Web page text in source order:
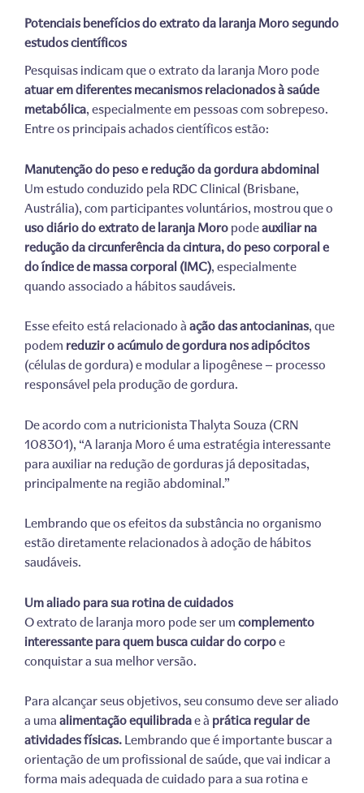
Potenciais benefícios do extrato da laranja Moro segundo
estudos científicos
Pesquisas indicam que o extrato da laranja Moro pode
atuar em diferentes mecanismos relacionados à saúde
metabólica, especialmente em pessoas com sobrepeso.
Entre os principais achados científicos estão:
Manutenção do peso e redução da gordura abdominal
Um estudo conduzido pela RDC Clinical (Brisbane,
Austrália), com participantes voluntários, mostrou que o
uso diário do extrato de laranja Moropodeauxiliar na
redução da circunferência da cintura, do peso corporal e
do índice de massa corporal (IMC), especialmente
quando associado a hábitos saudáveis.
Esse efeito está relacionado àação das antocianinas, que
podem reduzir o acúmulo de gordura nos adipócitos
(células de gordura) e modular a lipogênese — processo
responsável pela produção de gordura.
De acordo com a nutricionista Thalyta Souza (CRN
108301), “A laranja Moro é uma estratégia interessante
para auxiliar na redução de gorduras já depositadas,
principalmente na região abdominal.”
Lembrando que os efeitos da substância no organismo
estão diretamente relacionados à adoção de hábitos
saudáveis.
Um aliado para sua rotina de cuidados
O extrato de laranja moro pode ser umcomplemento
interessante para quem busca cuidar do corpoe
conquistar a sua melhor versão.
Para alcançar seus objetivos, seu consumo deve ser aliado
a umaalimentação equilibradae à prática regular de
atividades físicas.Lembrando que é importante buscar a
orientação de um profissional de saúde, que vai indicar a
forma mais adequada de cuidado para a sua rotina e